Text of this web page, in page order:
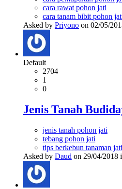
cara rawat pohon jati
cara tanam bibit pohon
Asked by Priyono on 02/05/
Default
2704
1
0
Jenis Tanah
jenis tanah pohon jati
tebang pohon jati
tips berkebun tanaman jati
Asked by Daud on 29/04/2018